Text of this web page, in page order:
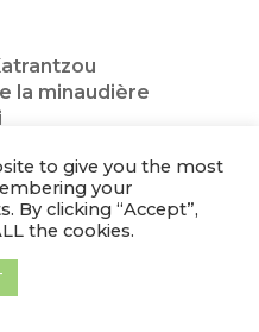
la minaudière
de l’été
to give you the most
your
By clicking “Accept”,
the cookies.